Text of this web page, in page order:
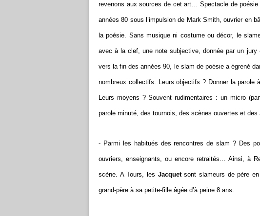
revenons aux sources de cet art… Spectacle de
années 80 sous l’impulsion de Mark Smith, ouvrier en
la poésie. Sans musique ni costume ou décor, le
avec à la clef, une note subjective, donnée par un
vers la fin des années 90, le slam de poésie a égrené
nombreux collectifs. Leurs objectifs ? Donner la
Leurs moyens ? Souvent rudimentaires : un micro
parole minuté, des tournois, des scènes ouvertes et
- Parmi les habitués des rencontres de slam ? Des
ouvriers, enseignants, ou encore retraités… Ainsi, à
scène. A Tours, les Jacquetsont slameurs de père
grand-père à sa petite-fille âgée d’à peine 8 ans.